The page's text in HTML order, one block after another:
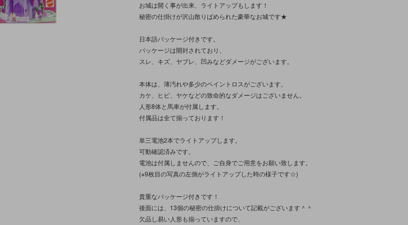
お城は開く事が出来、ライトアップもします！
秘密の仕掛けが沢山散りばめられた豪華なお城です★
日本語パッケージ付きです。
パッケージは開封されており、
スレ、キズ、ヤブレ、凹みなどダメージがございます。
本体は、薄汚れや多少のペイントロスがございます。
カケ、ヒビ、ヤケなどの致命的なダメージはございません。
人形8体と馬車が付属します。
付属品は全て揃っております！
単三電池2本でライトアップします。
可動確認済みです。
電池は付属しませんので、ご自身でご用意をお願い致します。
(※9枚目の写真の左側がライトアップした時の様子です☆)
貴重なパッケージ付きです！
後面には、13個の秘密の仕掛けについて記載がございます＾＾
欠品し易い人形も揃っていますので、